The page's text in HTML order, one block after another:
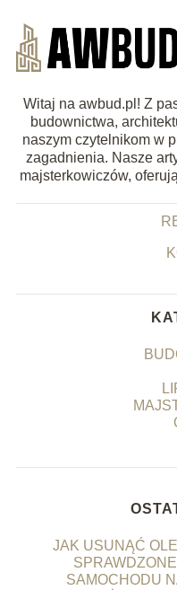
Witaj na awbud.pl! Z
budownictwa,
naszym czytelnikom w
zagadnienia. Nasze
majsterkowiczów,
JAK USUNĄĆ
SAMOCHODU